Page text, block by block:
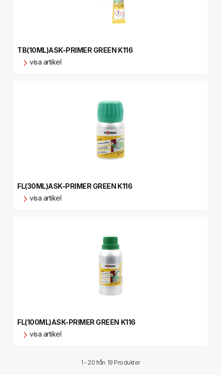
TB(10ML)ASK-PRIMER GREEN K116
visa artikel
FL(30ML)ASK-PRIMER GREEN K116
visa artikel
FL(100ML)ASK-PRIMER GREEN K116
visa artikel
1 - 20 från 19 Produkter